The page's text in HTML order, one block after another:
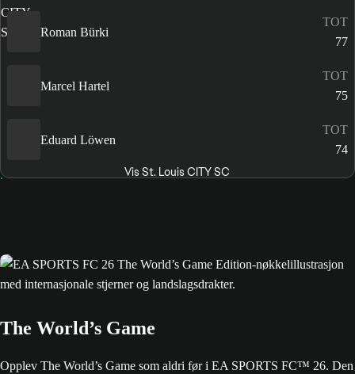
Roman Bürki
TOT
77
Marcel Hartel
TOT
75
Eduard Löwen
TOT
74
Vis St. Louis CITY SC
The World’s Game
Opplev The World’s Game som aldri før i EA SPORTS FC™ 26. Den